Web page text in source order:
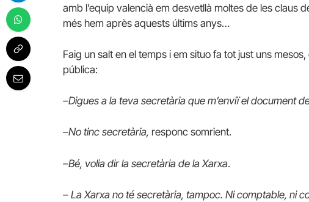
amb l’equip valencià em desvetllà moltes de les claus
més hem après aquests últims anys…
Faig un salt en el temps i em situo fa tot just uns
pública:
–Digues a la teva secretària que m’enviï el document
–No tinc secretària, responc somrient.
–Bé, volia dir la secretària de la Xarxa.
– La Xarxa no té secretària, tampoc. Ni comptable, ni